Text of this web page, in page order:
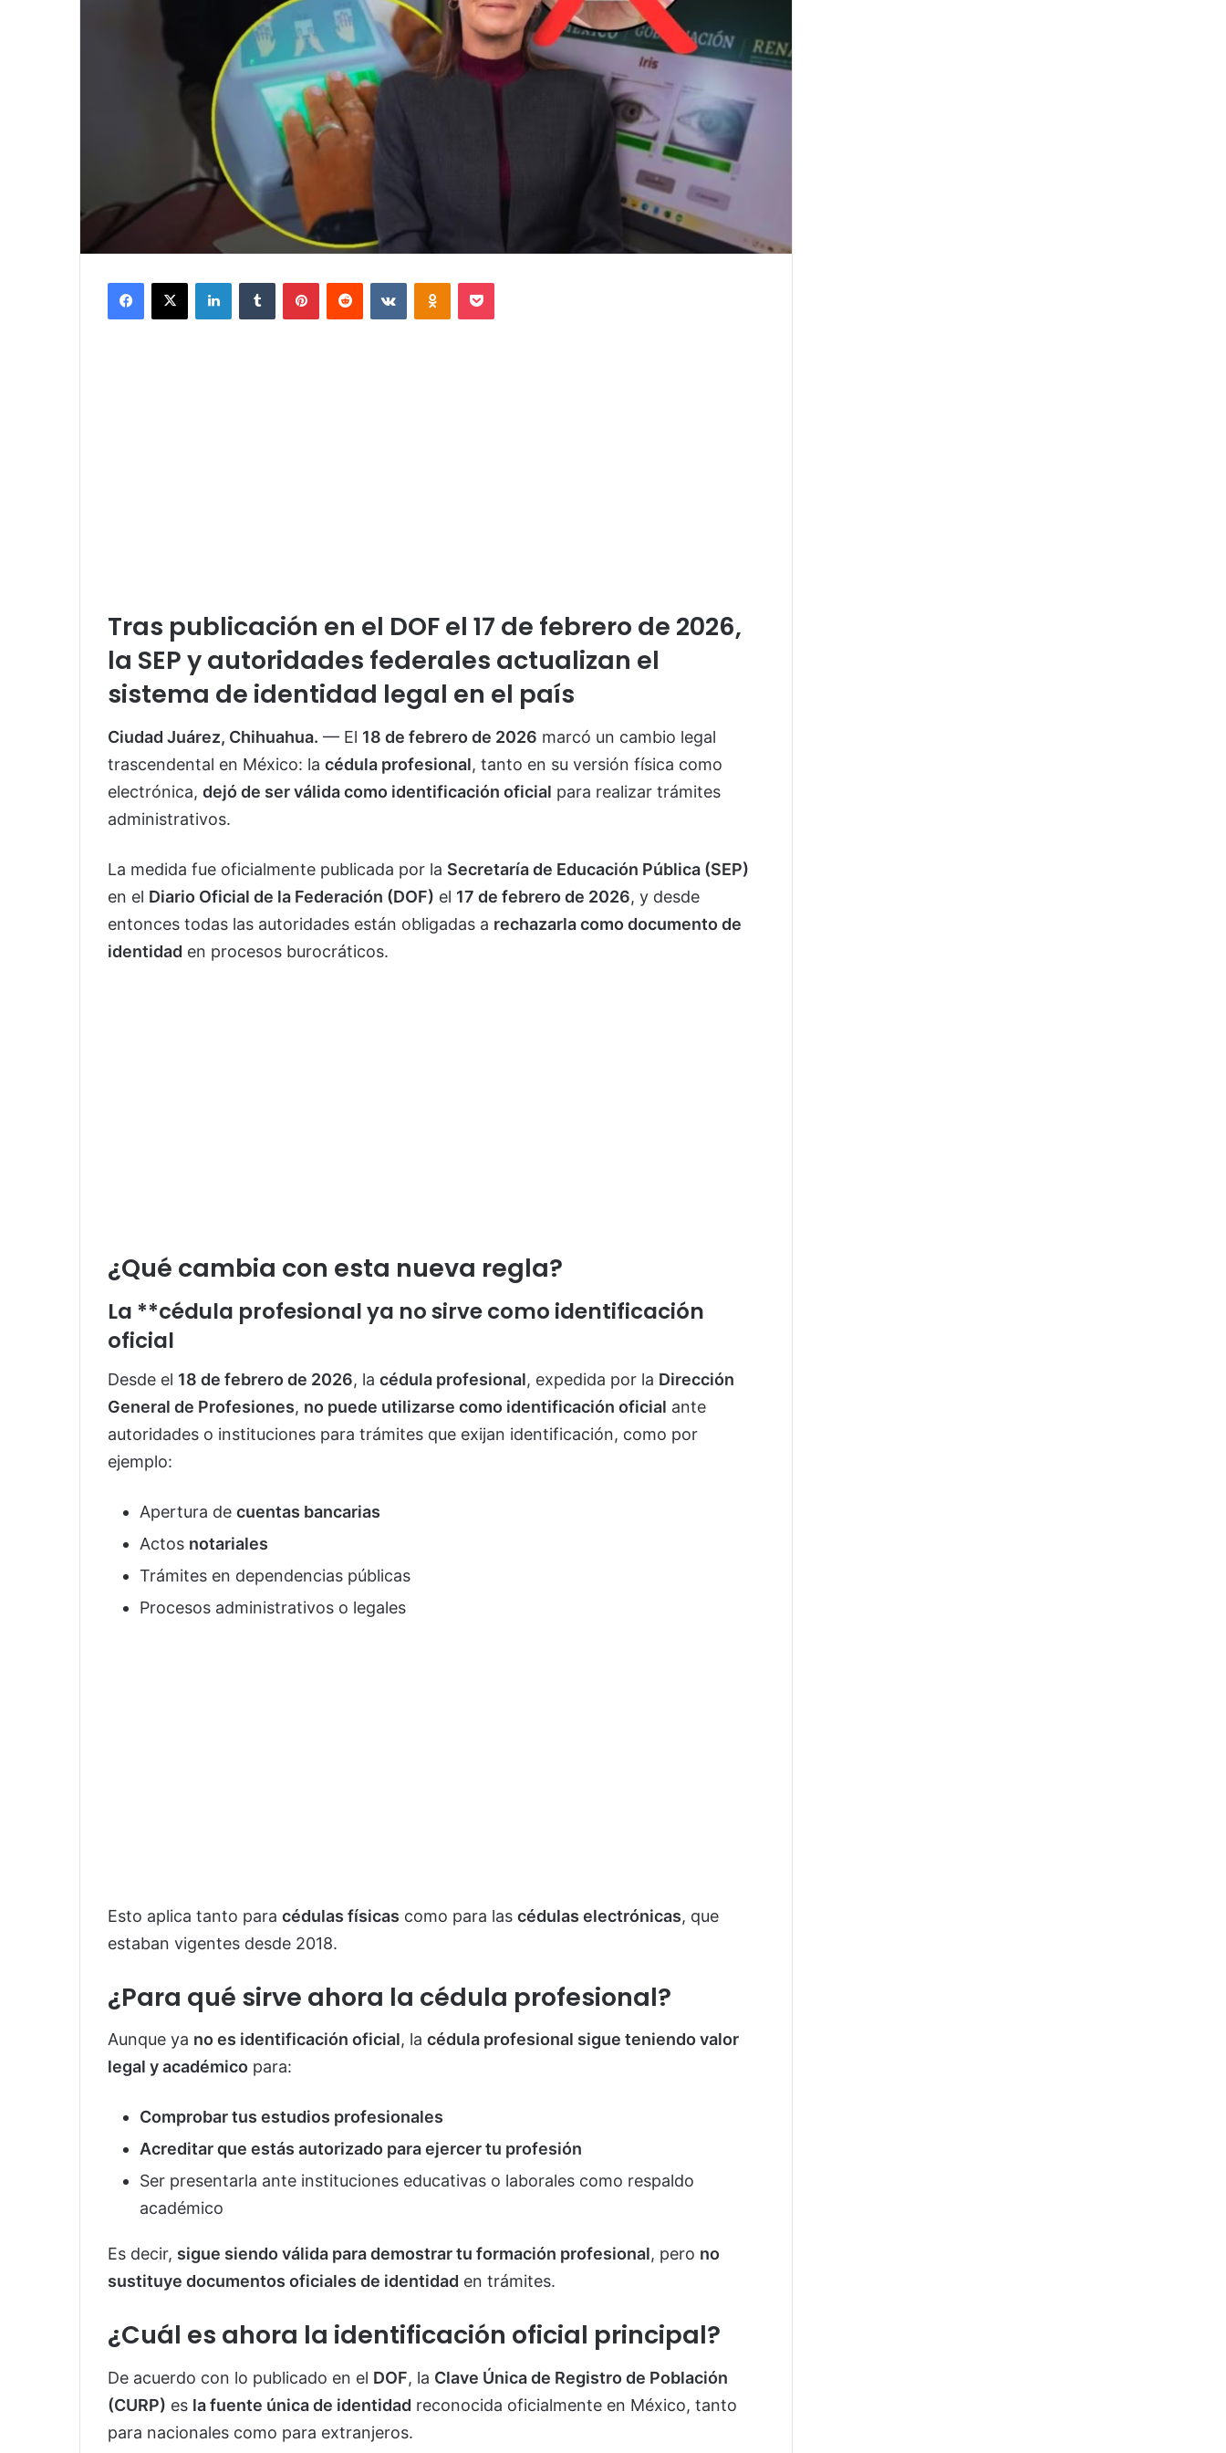
Facebook
X LinkedInTumblr PinterestReddit VKontakteOdnoklassniki
Pocket
Tras publicación en el DOF el 17 de febrero de 2026,
la SEP y autoridades federales actualizan el
sistema de identidad legal en el país
Ciudad Juárez, Chihuahua. — El 18 de febrero de 2026 marcó un cambio legal
trascendental en México: la cédula profesional, tanto en su versión física como
electrónica, dejó de ser válida como identificación oficial para realizar trámites
administrativos.
La medida fue oficialmente publicada por la Secretaría de Educación Pública (SEP)
en el Diario Oficial de la Federación (DOF) el 17 de febrero de 2026, y desde
entonces todas las autoridades están obligadas a rechazarla como documento de
identidad en procesos burocráticos.
¿Qué cambia con esta nueva regla?
La **cédula profesional ya no sirve como identificación
oficial
Desde el 18 de febrero de 2026, la cédula profesional, expedida por la Dirección
General de Profesiones, no puede utilizarse como identificación oficial ante
autoridades o instituciones para trámites que exijan identificación, como por
ejemplo:
Apertura de cuentas bancarias
Actos notariales
Trámites en dependencias públicas
Procesos administrativos o legales
Esto aplica tanto para cédulas físicas como para las cédulas electrónicas, que
estaban vigentes desde 2018.
¿Para qué sirve ahora la cédula profesional?
Aunque ya no es identificación oficial, la cédula profesional sigue teniendo valor
legal y académico para:
Comprobar tus estudios profesionales
Acreditar que estás autorizado para ejercer tu profesión
Ser presentarla ante instituciones educativas o laborales como respaldo
académico
Es decir, sigue siendo válida para demostrar tu formación profesional, pero no
sustituye documentos oficiales de identidad en trámites.
¿Cuál es ahora la identificación oficial principal?
De acuerdo con lo publicado en el DOF, la Clave Única de Registro de Población
(CURP) es la fuente única de identidad reconocida oficialmente en México, tanto
para nacionales como para extranjeros.